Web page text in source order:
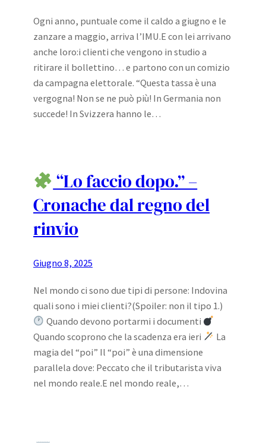
Ogni anno, puntuale come il caldo a giugno e le
zanzare a maggio, arriva l’IMU.E con lei arrivano
anche loro:i clienti che vengono in studio a
ritirare il bollettino… e partono con un comizio
da campagna elettorale. “Questa tassa è una
vergogna! Non se ne può più! In Germania non
succede! In Svizzera hanno le…
“Lo faccio dopo.” –
Cronache dal regno del
rinvio
Giugno 8, 2025
Nel mondo ci sono due tipi di persone: Indovina
quali sono i miei clienti?(Spoiler: non il tipo 1.)
Quando devono portarmi i documenti
Quando scoprono che la scadenza era ieri
La
magia del “poi” Il “poi” è una dimensione
parallela dove: Peccato che il tributarista viva
nel mondo reale.E nel mondo reale,…